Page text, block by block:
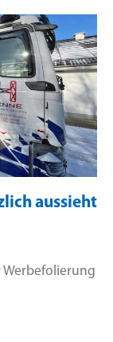
aussieht
Werbefolierung